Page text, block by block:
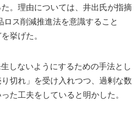
。理由については、井出氏が指摘
ロス削減推進法を意識すること
挙げた。
しないようにするための手法とし
切れ」を受け入れつつ、過剰な数
た工夫をしていると明かした。